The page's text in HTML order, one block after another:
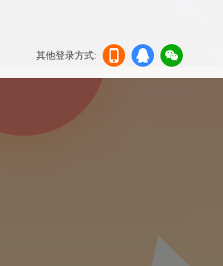
其他登录方式:
机登
登录
信登